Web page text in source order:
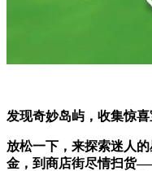
发现奇妙岛屿，收集惊
放松一下，来探索迷人
金，到商店街尽情扫货